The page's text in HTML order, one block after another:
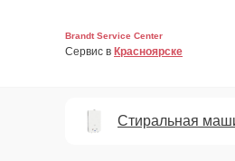
Brandt Service Center
Сервис в Красноярске
Стиральная